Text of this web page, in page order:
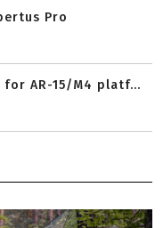
Pro
AR-15/M4 platf...